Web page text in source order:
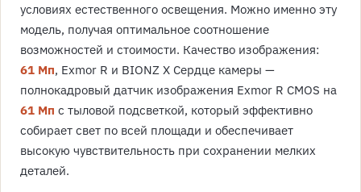
условиях естественного освещения. Можно именно эту
модель, получая оптимальное соотношение
возможностей и стоимости. Качество изображения:
61 Мп, Exmor R и BIONZ X Сердце камеры —
полнокадровый датчик изображения Exmor R CMOS на
61 Мп с тыловой подсветкой, который эффективно
собирает свет по всей площади и обеспечивает
высокую чувствительность при сохранении мелких
деталей.